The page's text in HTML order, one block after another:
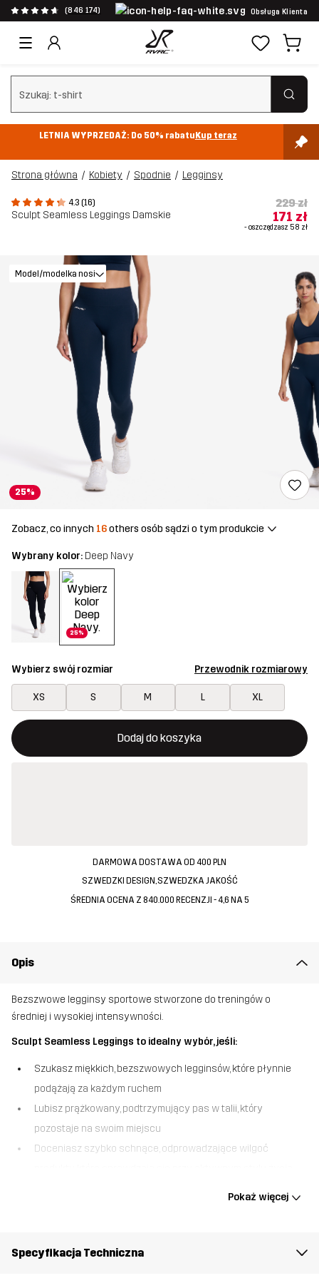
(846 174) Obsługa Klienta
Wyczyść wyszukiwanie
LETNIA WYPRZEDAŻ: Do 50% rabatuKup teraz
Strona główna Kobiety Spodnie Legginsy
4.3 (16)
Sculpt Seamless Leggings Damskie
229 zł
171 zł
- oszczędzasz 58 zł
25%
Model/modelka nosi
Zobacz, co innych 16others osób sądzi o tym produkcie
Wybrany kolor: Deep Navy
25%
Wybierz swój rozmiar Przewodnik rozmiarowy
XS S M L XL
Dodaj do koszyka
Ten przycisk otworzy nowe okno, w którym można
{{size}} nie jest dostępny
DARMOWA DOSTAWA OD 400 PLN
SZWEDZKI DESIGN, SZWEDZKA JAKOŚĆ
ŚREDNIA OCENA Z 840.000 RECENZJI - 4,6 NA 5
Opis
Bezszwowe legginsy sportowe stworzone do treningów o
średniej i wysokiej intensywności.
Sculpt Seamless Leggings to idealny wybór, jeśli:
Szukasz miękkich, bezszwowych legginsów, które płynnie
podążają za każdym ruchem
Lubisz prążkowany, podtrzymujący pas w talii, który
pozostaje na swoim miejscu
Doceniasz szybko schnące, odprowadzające wilgoć
Sculpt Seamless Leggings zostały stworzone z myślą o
wsparcie oraz pozostaje na miejscu podczas każdego kroku i
Pokaż więcej
Specyfikacja Techniczna